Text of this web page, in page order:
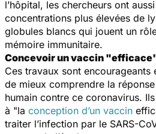
l’hôpital, les chercheurs ont
concentrations plus élevées de
globules blancs qui jouent un
mémoire immunitaire.
Concevoir un vaccin
Ces travaux sont encourageants
de mieux comprendre la
humain contre ce coronavirus.
à "la conception d’un vaccin
traiter l’infection par le SARS-